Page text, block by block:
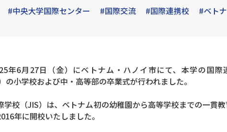
#中央大学国際センター #国際交流 #国際連携校 #ベト
年6月27日（金）にベトナム・ハノイ市にて、本学の国
の小学校および中・高等部の卒業式が行われました。
学校（JIS）は、ベトナム初の幼稚園から高等学校までの一貫
年に開校いたしました。